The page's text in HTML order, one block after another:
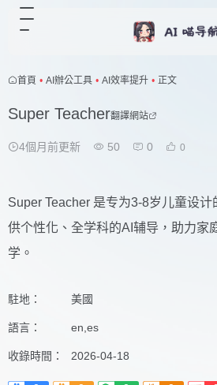
首頁 • AI辦公工具 • AI效率提升 • 正文
Super Teacher翻譯網站
4個月前更新 50 0 0
Super Teacher 是专为3-8岁儿童设
供个性化、全学科的AI辅导，助力家
学。
駐地： 美國
語言： en,es
收錄時間： 2026-04-18